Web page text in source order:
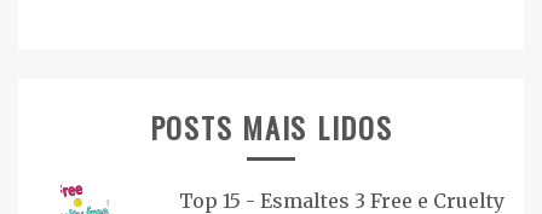
POSTS MAIS LIDOS
Top 15 - Esmaltes 3 Free e Cruelty